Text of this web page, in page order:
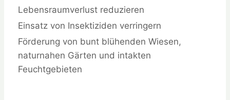
Lebensraumverlust reduzieren
Einsatz von Insektiziden verringern
Förderung von bunt blühenden Wiesen,
naturnahen Gärten und intakten
Feuchtgebieten